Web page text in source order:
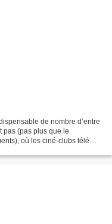
de nombre d’entre
pas (pas plus que le
où les ciné-clubs télé